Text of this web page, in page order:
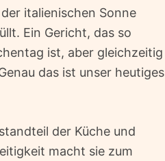
italienischen Sonne
Ein Gericht, das so
ist, aber gleichzeitig
das ist unser heutiges
der Küche und
macht sie zum